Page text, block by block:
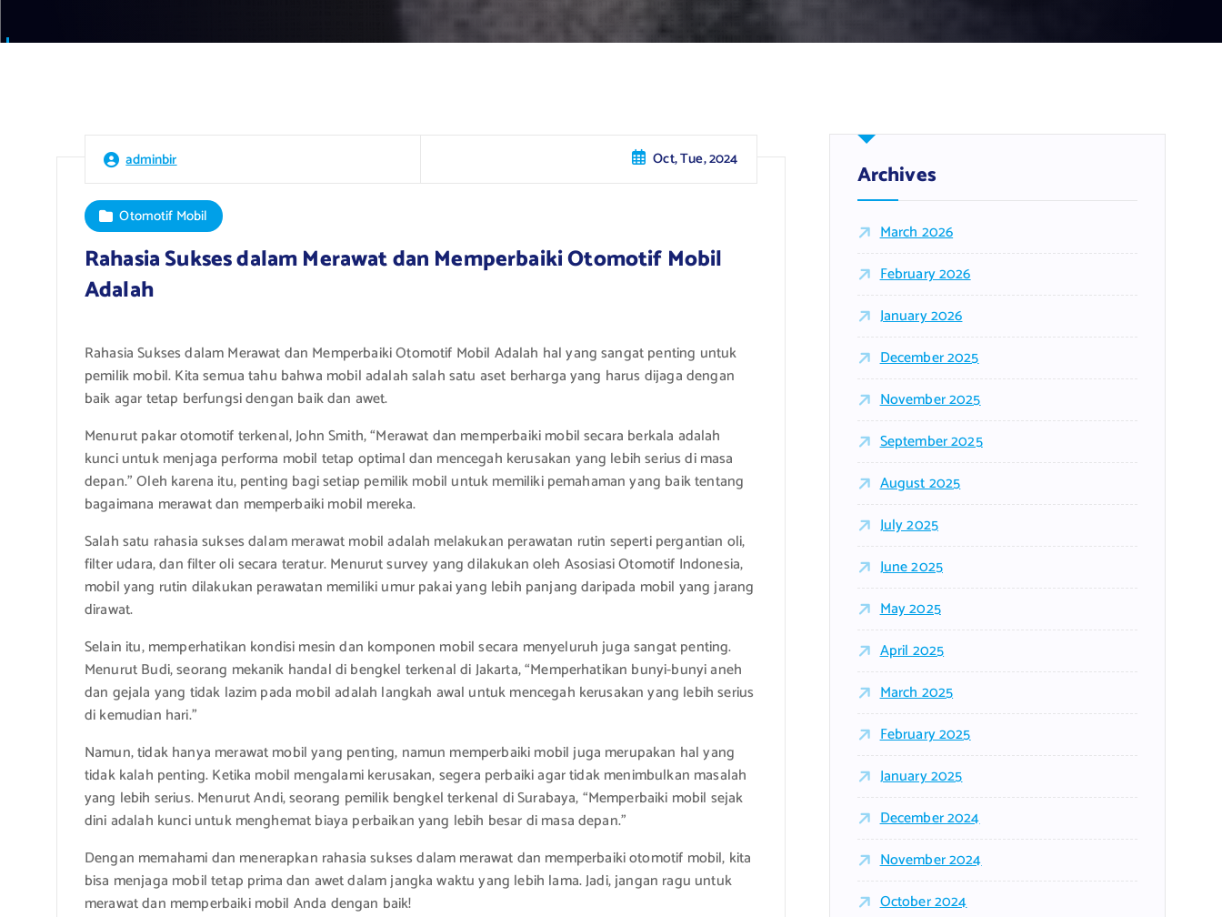
adminbir Oct, Tue, 2024
Otomotif Mobil
Rahasia Sukses dalam Merawat dan Memperbaiki Otomotif Mobil
Adalah
Rahasia Sukses dalam Merawat dan Memperbaiki Otomotif Mobil Adalah hal yang sangat penting untuk
pemilik mobil. Kita semua tahu bahwa mobil adalah salah satu aset berharga yang harus dijaga dengan
baik agar tetap berfungsi dengan baik dan awet.
Menurut pakar otomotif terkenal, John Smith, “Merawat dan memperbaiki mobil secara berkala adalah
kunci untuk menjaga performa mobil tetap optimal dan mencegah kerusakan yang lebih serius di masa
depan.” Oleh karena itu, penting bagi setiap pemilik mobil untuk memiliki pemahaman yang baik tentang
bagaimana merawat dan memperbaiki mobil mereka.
Salah satu rahasia sukses dalam merawat mobil adalah melakukan perawatan rutin seperti pergantian oli,
filter udara, dan filter oli secara teratur. Menurut survey yang dilakukan oleh Asosiasi Otomotif Indonesia,
mobil yang rutin dilakukan perawatan memiliki umur pakai yang lebih panjang daripada mobil yang jarang
dirawat.
Selain itu, memperhatikan kondisi mesin dan komponen mobil secara menyeluruh juga sangat penting.
Menurut Budi, seorang mekanik handal di bengkel terkenal di Jakarta, “Memperhatikan bunyi-bunyi aneh
dan gejala yang tidak lazim pada mobil adalah langkah awal untuk mencegah kerusakan yang lebih serius
di kemudian hari.”
Namun, tidak hanya merawat mobil yang penting, namun memperbaiki mobil juga merupakan hal yang
tidak kalah penting. Ketika mobil mengalami kerusakan, segera perbaiki agar tidak menimbulkan masalah
yang lebih serius. Menurut Andi, seorang pemilik bengkel terkenal di Surabaya, “Memperbaiki mobil sejak
dini adalah kunci untuk menghemat biaya perbaikan yang lebih besar di masa depan.”
Dengan memahami dan menerapkan rahasia sukses dalam merawat dan memperbaiki otomotif mobil, kita
bisa menjaga mobil tetap prima dan awet dalam jangka waktu yang lebih lama. Jadi, jangan ragu untuk
merawat dan memperbaiki mobil Anda dengan baik!
Archives
March 2026
February 2026
January 2026
December 2025
November 2025
September 2025
August 2025
July 2025
June 2025
May 2025
April 2025
March 2025
February 2025
January 2025
December 2024
November 2024
October 2024